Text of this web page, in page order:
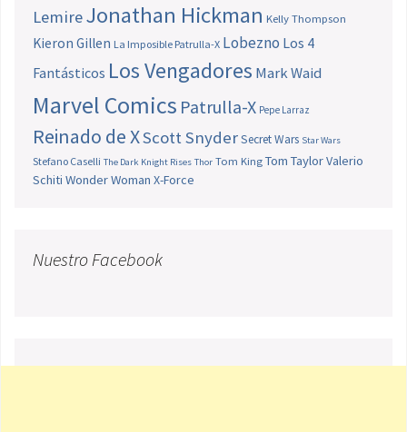
LemireJonathan Hickman Kelly Thompson
Kieron Gillen La Imposible Patrulla-X Lobezno Los 4
Fantásticos Los Vengadores Mark Waid
Marvel Comics Patrulla-X Pepe Larraz
Reinado de XScott SnyderSecret Wars Star Wars
Stefano Caselli The Dark Knight Rises Thor Tom King Tom TaylorValerio
Schiti Wonder Woman X-Force
Nuestro Facebook